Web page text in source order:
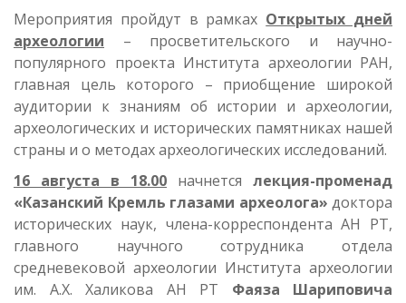
Мероприятия пройдут в рамках Открытых дней
археологии – просветительского и научно-
популярного проекта Института археологии РАН,
главная цель которого – приобщение широкой
аудитории к знаниям об истории и археологии,
археологических и исторических памятниках нашей
страны и о методах археологических исследований.
16 августа в 18.00 начнется лекция-променад
«Казанский Кремль глазами археолога» доктора
исторических наук, члена-корреспондента АН РТ,
главного научного сотрудника отдела
средневековой археологии Института археологии
им. А.Х. Халикова АН РТ Фаяза Шариповича